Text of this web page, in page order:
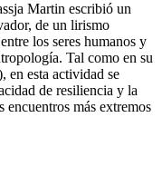
Martin escribió un
de un lirismo
los seres humanos y
Tal como en su
en esta actividad se
de resiliencia y la
encuentros más extremos